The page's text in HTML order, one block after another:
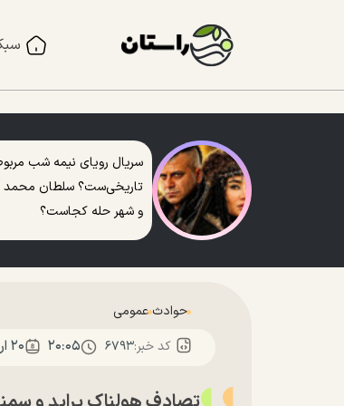
سریال رویای نیمه شب
تاریخی‌ست؟ سلطان محمد
و شهر حله کجاست؟
حوادث عمومی
کد خبر:۶۷۹۳ ۲۰:۰۵ ۲۰ ارديبهشت ۱۴۰۴